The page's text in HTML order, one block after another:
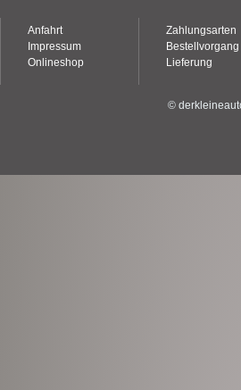
Anfahrt
Impressum
Onlineshop
Zahlungsarten
Bestellvorgang
Lieferung
©